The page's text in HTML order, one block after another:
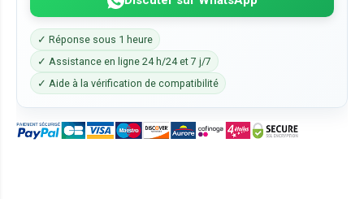
✓ Réponse sous 1 heure
✓ Assistance en ligne 24 h/24 et 7 j/7
✓ Aide à la vérification de compatibilité